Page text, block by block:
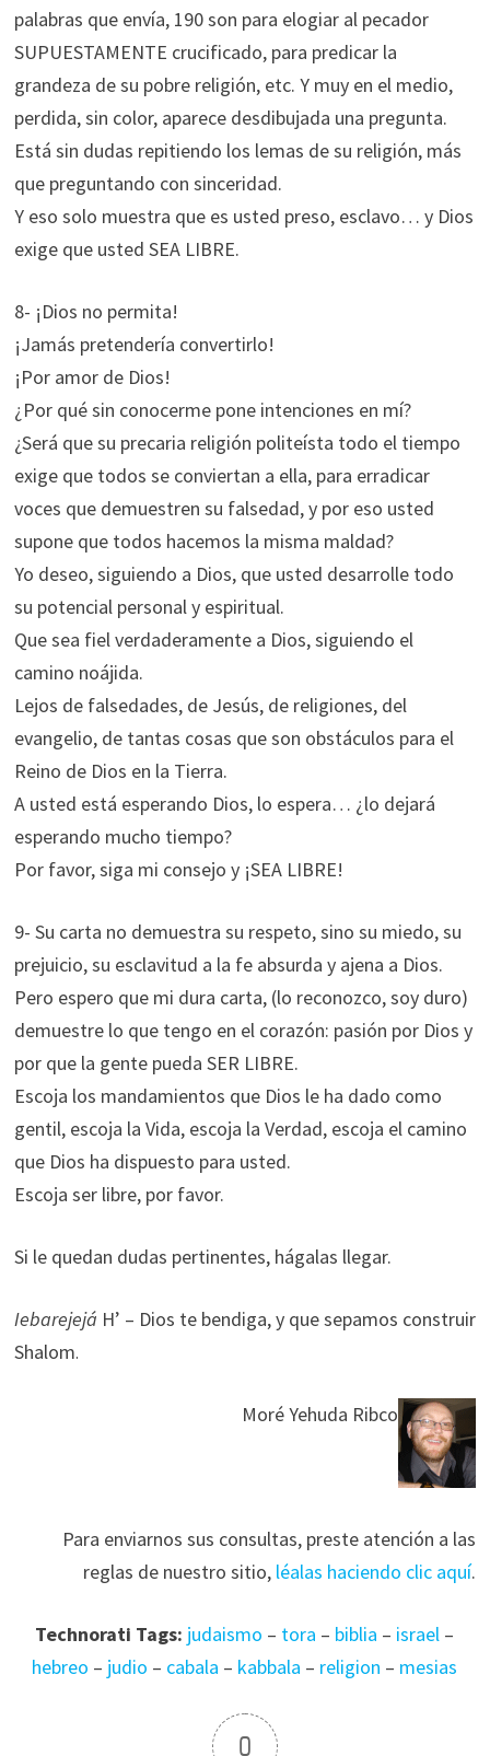
palabras que envía, 190 son para elogiar al pecador
SUPUESTAMENTE crucificado, para predicar la
grandeza de su pobre religión, etc. Y muy en el medio,
perdida, sin color, aparece desdibujada una pregunta.
Está sin dudas repitiendo los lemas de su religión, más
que preguntando con sinceridad.
Y eso solo muestra que es usted preso, esclavo… y Dios
exige que usted SEA LIBRE.
8- ¡Dios no permita!
¡Jamás pretendería convertirlo!
¡Por amor de Dios!
¿Por qué sin conocerme pone intenciones en mí?
¿Será que su precaria religión politeísta todo el tiempo
exige que todos se conviertan a ella, para erradicar
voces que demuestren su falsedad, y por eso usted
supone que todos hacemos la misma maldad?
Yo deseo, siguiendo a Dios, que usted desarrolle todo
su potencial personal y espiritual.
Que sea fiel verdaderamente a Dios, siguiendo el
camino noájida.
Lejos de falsedades, de Jesús, de religiones, del
evangelio, de tantas cosas que son obstáculos para el
Reino de Dios en la Tierra.
A usted está esperando Dios, lo espera… ¿lo dejará
esperando mucho tiempo?
Por favor, siga mi consejo y ¡SEA LIBRE!
9- Su carta no demuestra su respeto, sino su miedo, su
prejuicio, su esclavitud a la fe absurda y ajena a Dios.
Pero espero que mi dura carta, (lo reconozco, soy duro)
demuestre lo que tengo en el corazón: pasión por Dios y
por que la gente pueda SER LIBRE.
Escoja los mandamientos que Dios le ha dado como
gentil, escoja la Vida, escoja la Verdad, escoja el camino
que Dios ha dispuesto para usted.
Escoja ser libre, por favor.
Si le quedan dudas pertinentes, hágalas llegar.
Iebarejejá H’ – Dios te bendiga, y que sepamos construir
Shalom.
Moré Yehuda Ribco
Para enviarnos sus consultas, preste atención a las
reglas de nuestro sitio, léalas haciendo clic aquí.
Technorati Tags: judaismo – tora – biblia – israel –
hebreo – judio – cabala – kabbala – religion – mesias
0